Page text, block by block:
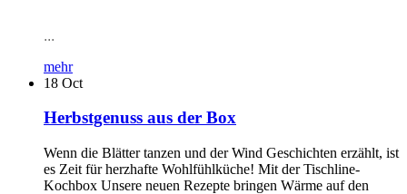
...
mehr
18 Oct
Herbstgenuss aus der Box
Wenn die Blätter tanzen und der Wind Geschichten erzählt, ist
es Zeit für herzhafte Wohlfühlküche! Mit der Tischline-
Kochbox Unsere neuen Rezepte bringen Wärme auf den